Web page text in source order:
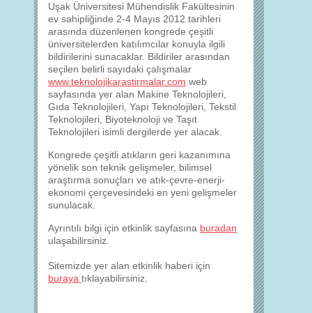
Uşak Üniversitesi Mühendislik Fakültesinin
ev sahipliğinde 2-4 Mayıs 2012 tarihleri
arasında düzenlenen kongrede çeşitli
üniversitelerden katılımcılar konuyla ilgili
bildirilerini sunacaklar. Bildiriler arasından
seçilen belirli sayıdaki çalışmalar
www.teknolojikarastirmalar.com web
sayfasında yer alan Makine Teknolojileri,
Gıda Teknolojileri, Yapı Teknolojileri, Tekstil
Teknolojileri, Biyoteknoloji ve Taşıt
Teknolojileri isimli dergilerde yer alacak.
Kongrede çeşitli atıkların geri kazanımına
yönelik son teknik gelişmeler, bilimsel
araştırma sonuçları ve atık-çevre-enerji-
ekonomi çerçevesindeki en yeni gelişmeler
sunulacak.
Ayrıntılı bilgi için etkinlik sayfasına buradan
ulaşabilirsiniz.
Sitemizde yer alan etkinlik haberi için
buraya tıklayabilirsiniz.